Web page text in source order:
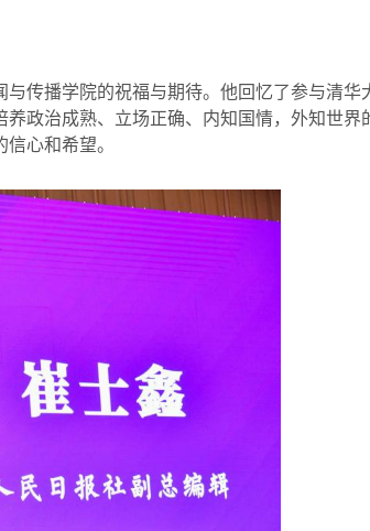
传播学院的祝福与期待。他回忆了参与清华
政治成熟、立场正确、内知国情，外知世界
心和希望。